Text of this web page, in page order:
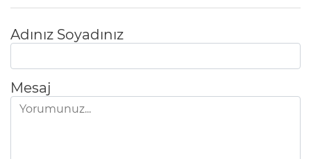
Adınız Soyadınız
Mesaj